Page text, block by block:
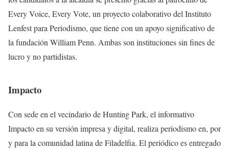
Every Voice, Every Vote, un proyecto colaborativo del Instituto
Lenfest para Periodismo, que tiene con un apoyo significativo de
la fundación William Penn. Ambas son instituciones sin fines de
lucro y no partidistas.
Impacto
Con sede en el vecindario de Hunting Park, el informativo
Impacto en su versión impresa y digital, realiza periodismo en, por
y para la comunidad latina de Filadelfia. El periódico es entregado